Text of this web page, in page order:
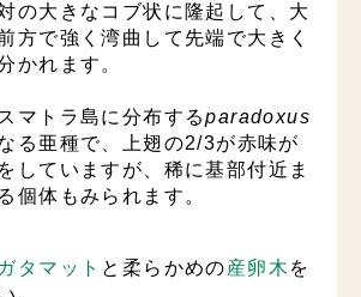
の大きなコブ状に隆起して、大
方で強く湾曲して先端で大きく
かれます。
マトラ島に分布するparadoxus
る亜種で、上翅の2/3が赤味が
していますが、稀に基部付近ま
個体もみられます。
タマット と柔らかめの産卵木 を